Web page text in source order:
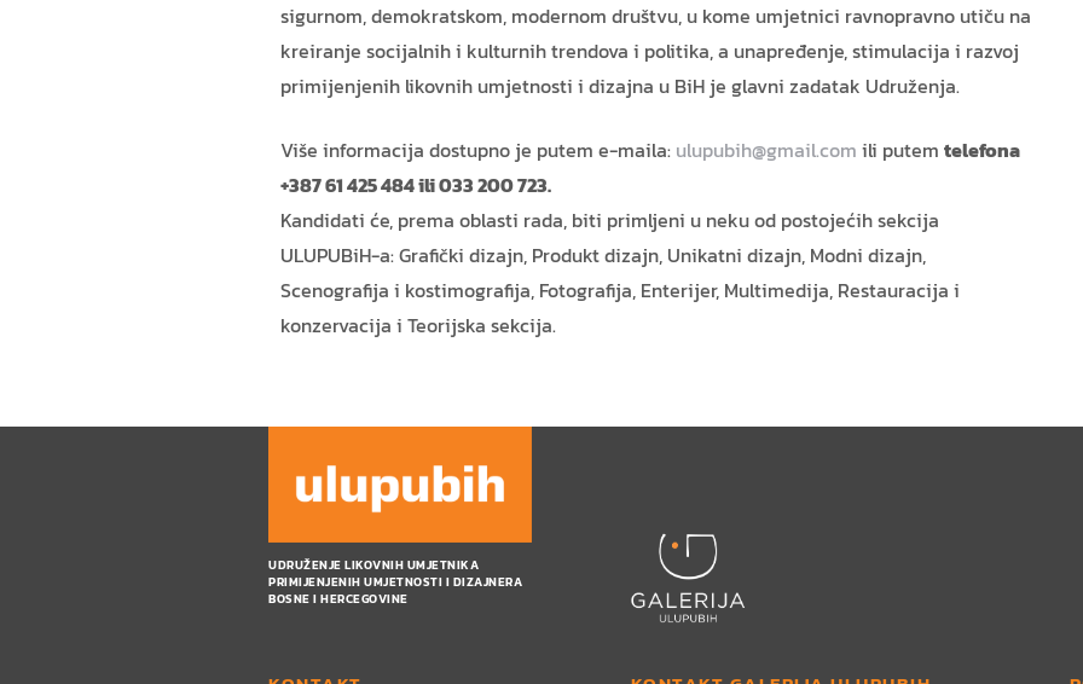
sigurnom, demokratskom, modernom društvu, u kome umjetnici ravnopravno utiču na
kreiranje socijalnih i kulturnih trendova i politika, a unapređenje, stimulacija i razvoj
primijenjenih likovnih umjetnosti i dizajna u BiH je glavni zadatak Udruženja.
Više informacija dostupno je putem e-maila: ulupubih@gmail.com ili putem telefona
+387 61 425 484 ili 033 200 723.
Kandidati će, prema oblasti rada, biti primljeni u neku od postojećih sekcija
ULUPUBiH-a: Grafički dizajn, Produkt dizajn, Unikatni dizajn, Modni dizajn,
Scenografija i kostimografija, Fotografija, Enterijer, Multimedija, Restauracija i
konzervacija i Teorijska sekcija.
UDRUŽENJE LIKOVNIH UMJETNIKA
PRIMIJENJENIH UMJETNOSTI I DIZAJNERA
BOSNE I HERCEGOVINE